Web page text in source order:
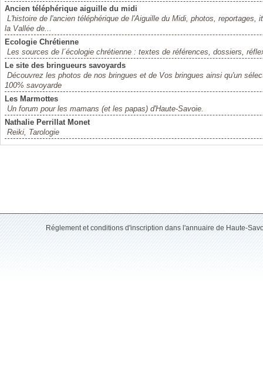
Ancien téléphérique aiguille du midi
L'histoire de l'ancien téléphérique de l'Aiguille du Midi, photos,
la Vallée de...
Ecologie Chrétienne
Les sources de l´écologie chrétienne : textes de références, dossiers,
Le site des bringueurs savoyards
Découvrez les photos de nos bringues et de Vos bringues ainsi qu'un
100% savoyarde
Les Marmottes
Un forum pour les mamans (et les papas) d'Haute-Savoie.
Nathalie Perrillat Monet
Reiki, Tarologie
Réglement et conditions d'inscription dans l'annuaire de Haute-